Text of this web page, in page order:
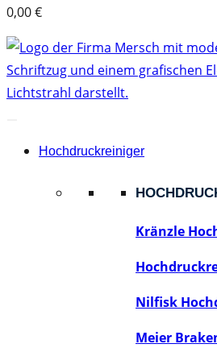
0,00 €
Hochdruckreiniger
Kränzle
Nilfisk
Meier